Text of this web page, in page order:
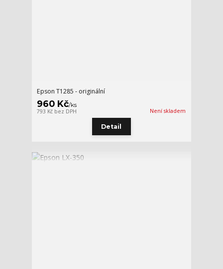
Epson T1285 - originální
960 Kč/ks
793 Kč bez DPH Není skladem
Detail